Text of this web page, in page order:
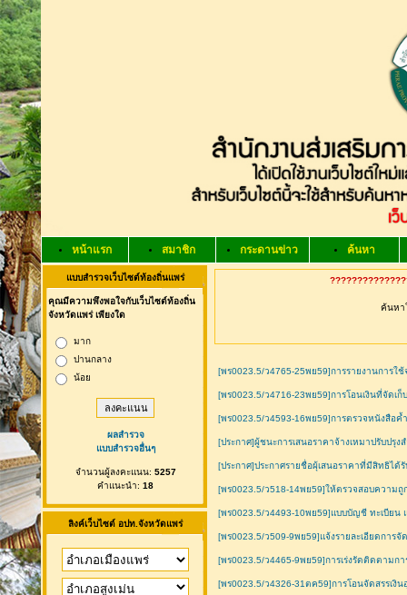
หน้าแรก สมาชิก กระดานข่าว ค้นหา
แบบสำรวจเว็บไซต์ท้องถิ่นแพร่
คุณมีความพึงพอใจกับเว็บไซต์ท้องถิ่น
จังหวัดแพร่ เพียงใด
มาก
ปานกลาง
น้อย
ผลสำรวจ
แบบสำรวจอื่นๆ
จำนวนผู้ลงคะแนน: 5257
คำแนะนำ: 18
ลิงค์เว็บไซต์ อปท.จังหวัดแพร่
ค้นหา
[พร0023.5/ว4765-25พย59]การรายงานการใ
[พร0023.5/ว4716-23พย59]การโอนเงินที่จัด
[พร0023.5/ว4593-16พย59]การตรวจหนังสือ
[ประกาศ]ผู้ชนะการเสนอราคาจ้างเหมาปรับปรุ
[ประกาศ]ประกาศรายชื่อผุ้เสนอราคาที่มีสิทธิได้
[พร0023.5/ว518-14พย59]ให้ตรวจสอบความถู
[พร0023.5/ว4493-10พย59]แบบบัญชี ทะเบียน
[พร0023.5/ว509-9พย59]แจ้งรายละเอียดการ
[พร0023.5/ว4465-9พย59]การเร่งรัดติดตามก
[พร0023.5/ว4326-31ตค59]การโอนจัดสรรเงิ